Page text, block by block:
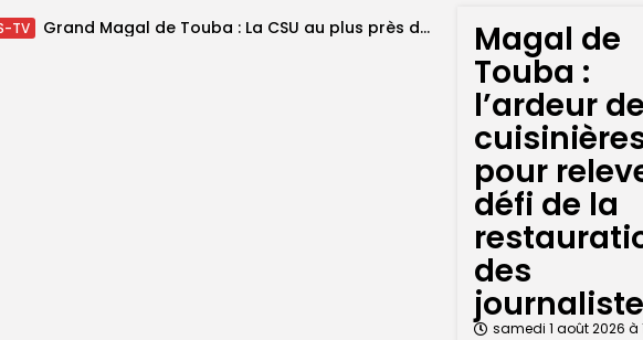
Magal de
Touba :
l’ardeur
pour
défi de la
des
samedi 1 août 2026 à
TV Grand Magal de Touba : La CSU au plus près des pèlerins